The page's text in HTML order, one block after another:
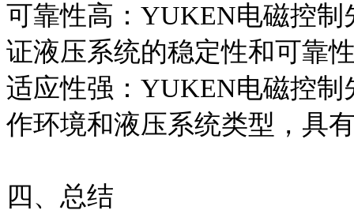
可靠性高：YUKEN电磁控
证液压系统的稳定性和可靠
适应性强：YUKEN电磁控
作环境和液压系统类型，具
四、总结